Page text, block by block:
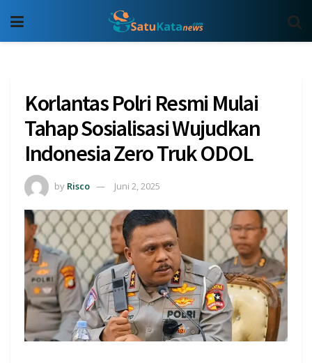
Korlantas Polri Resmi Mulai
Tahap Sosialisasi Wujudkan
Indonesia Zero Truk ODOL
by Risco Juni 2, 2025